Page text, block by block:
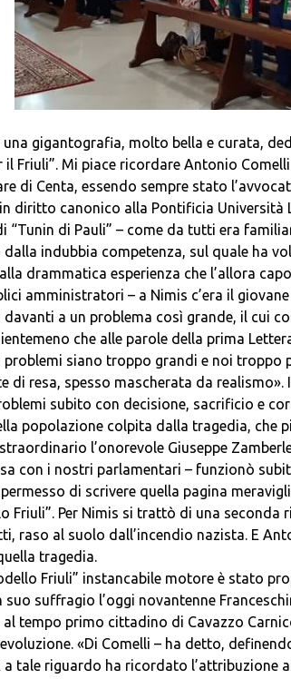
gigantografia, molto bella e curata,
il Friuli”. Mi piace ricordare Antonio
di Centa, essendo sempre stato
diritto canonico alla Pontificia Università
“Tunin di Pauli” – come da tutti era
indubbia competenza, sul quale ha
drammatica esperienza che l’allora
amministratori – a Nimis c’era il
a un problema così grande, il cui
che alle parole della prima
problemi siano troppo grandi e noi troppo
di resa, spesso mascherata da
subito con decisione, sacrificio e
popolazione colpita dalla tragedia, che
l’onorevole Giuseppe
con i nostri parlamentari – funzionò
di scrivere quella pagina
Friuli”. Per Nimis si trattò di una seconda
raso al suolo dall’incendio nazista. E
tragedia.
Friuli” instancabile motore è stato
suo suffragio l’oggi novantenne
tempo primo cittadino di Cavazzo
«Di Comelli – ha detto,
a tale riguardo ha ricordato